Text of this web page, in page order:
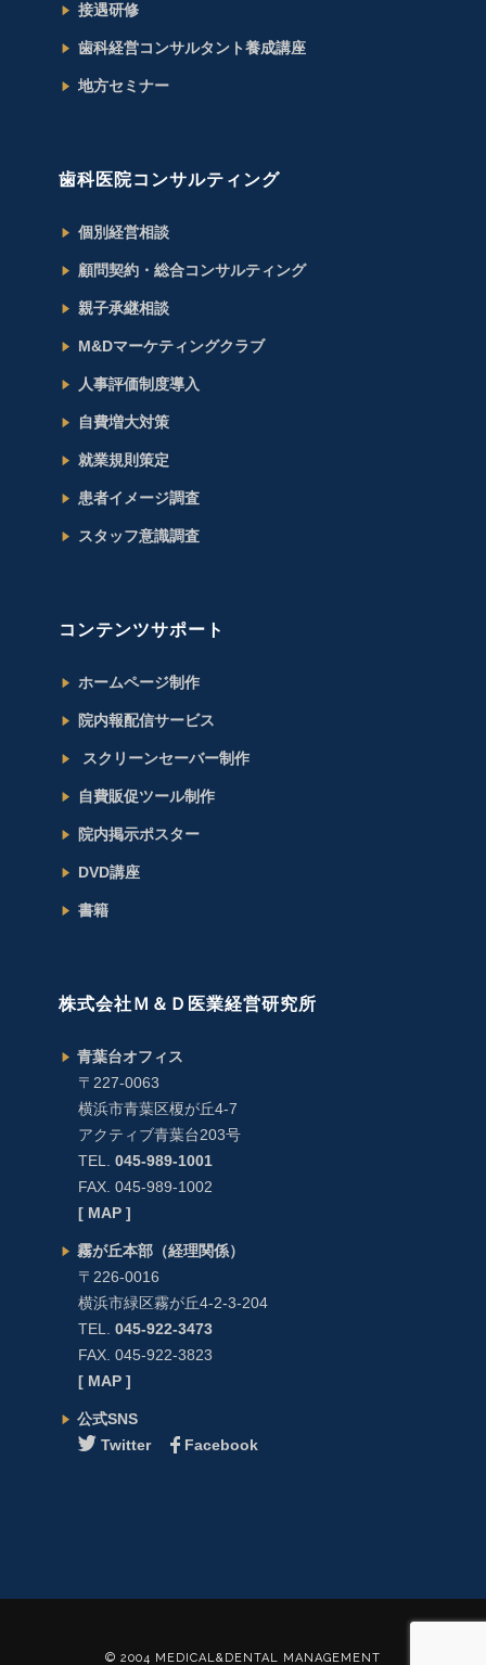
接遇研修
歯科経営コンサルタント養成講座
地方セミナー
歯科医院コンサルティング
個別経営相談
顧問契約・総合コンサルティング
親子承継相談
M&Dマーケティングクラブ
人事評価制度導入
自費増大対策
就業規則策定
患者イメージ調査
スタッフ意識調査
コンテンツサポート
ホームページ制作
院内報配信サービス
スクリーンセーバー制作
自費販促ツール制作
院内掲示ポスター
DVD講座
書籍
株式会社Ｍ＆Ｄ医業経営研究所
青葉台オフィス
〒227-0063
横浜市青葉区榎が丘4-7
アクティブ青葉台203号
TEL. 045-989-1001
FAX. 045-989-1002
[ MAP ]
霧が丘本部（経理関係）
〒226-0016
横浜市緑区霧が丘4-2-3-204
TEL. 045-922-3473
FAX. 045-922-3823
[ MAP ]
公式SNS
Twitter
Facebook
© 2004 MEDICAL&DENTAL MANAGEMENT